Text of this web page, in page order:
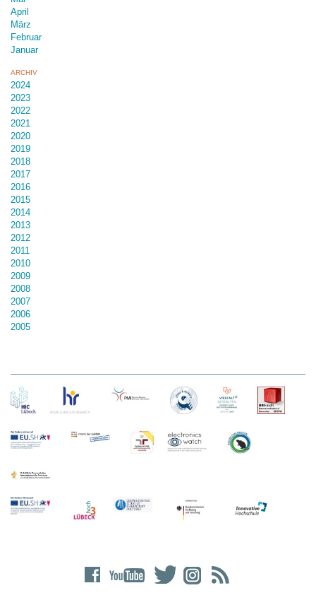
April
März
Februar
Januar
ARCHIV
2024
2023
2022
2021
2020
2019
2018
2017
2016
2015
2014
2013
2012
2011
2010
2009
2008
2007
2006
2005